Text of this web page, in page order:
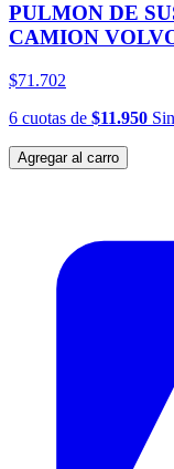
PULMON DE
CAMION
$71.702
6 cuotas de $11.950
Agregar al carro